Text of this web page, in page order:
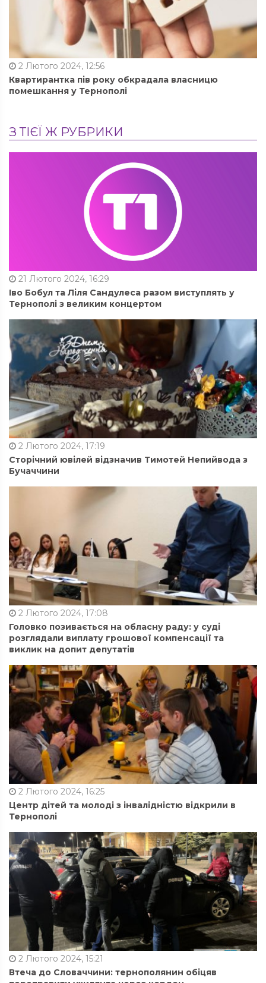
2 Лютого 2024, 12:56
Квартирантка пів року обкрадала власницю
помешкання у Тернополі
З ТІЄЇ Ж РУБРИКИ
21 Лютого 2024, 16:29
Іво Бобул та Ліля Сандулеса разом виступлять у
Тернополі з великим концертом
2 Лютого 2024, 17:19
Сторічний ювілей відзначив Тимотей Непийвода з
Бучаччини
2 Лютого 2024, 17:08
Головко позивається на обласну раду: у суді
розглядали виплату грошової компенсації та
виклик на допит депутатів
2 Лютого 2024, 16:25
Центр дітей та молоді з інвалідністю відкрили в
Тернополі
2 Лютого 2024, 15:21
Втеча до Словаччини: тернополянин обіцяв